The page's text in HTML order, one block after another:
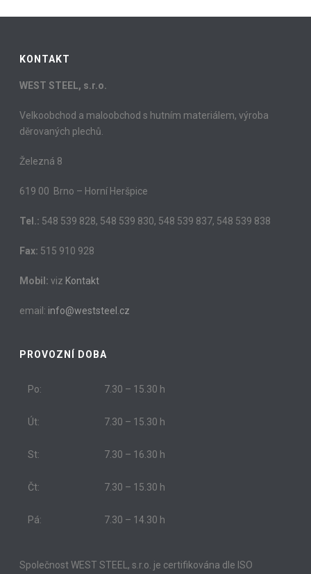
KONTAKT
WEST STEEL, s.r.o.
Velkoobchod a maloobchod s hutním materiálem, výroba
děrovaných plechů.
Železná 8
619 00 Brno – Horní Heršpice
Tel.: 548 539 828, 548 539 830, 548 539 837, 548 539 838
Fax: 515 910 928
Mobil: viz Kontakt
email: info@weststeel.cz
PROVOZNÍ DOBA
Po: 7.30 – 15.30 h
Út: 7.30 – 15.30 h
St: 7.30 – 16.30 h
Čt: 7.30 – 15.30 h
Pá: 7.30 – 14.30 h
Společnost WEST STEEL, s.r.o. je certifikována dle ISO